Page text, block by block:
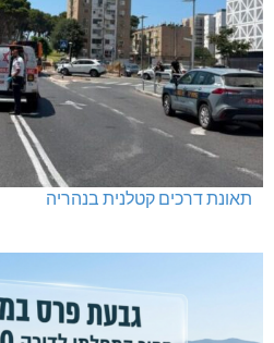
תאונת דרכים קטלנית בנהריה